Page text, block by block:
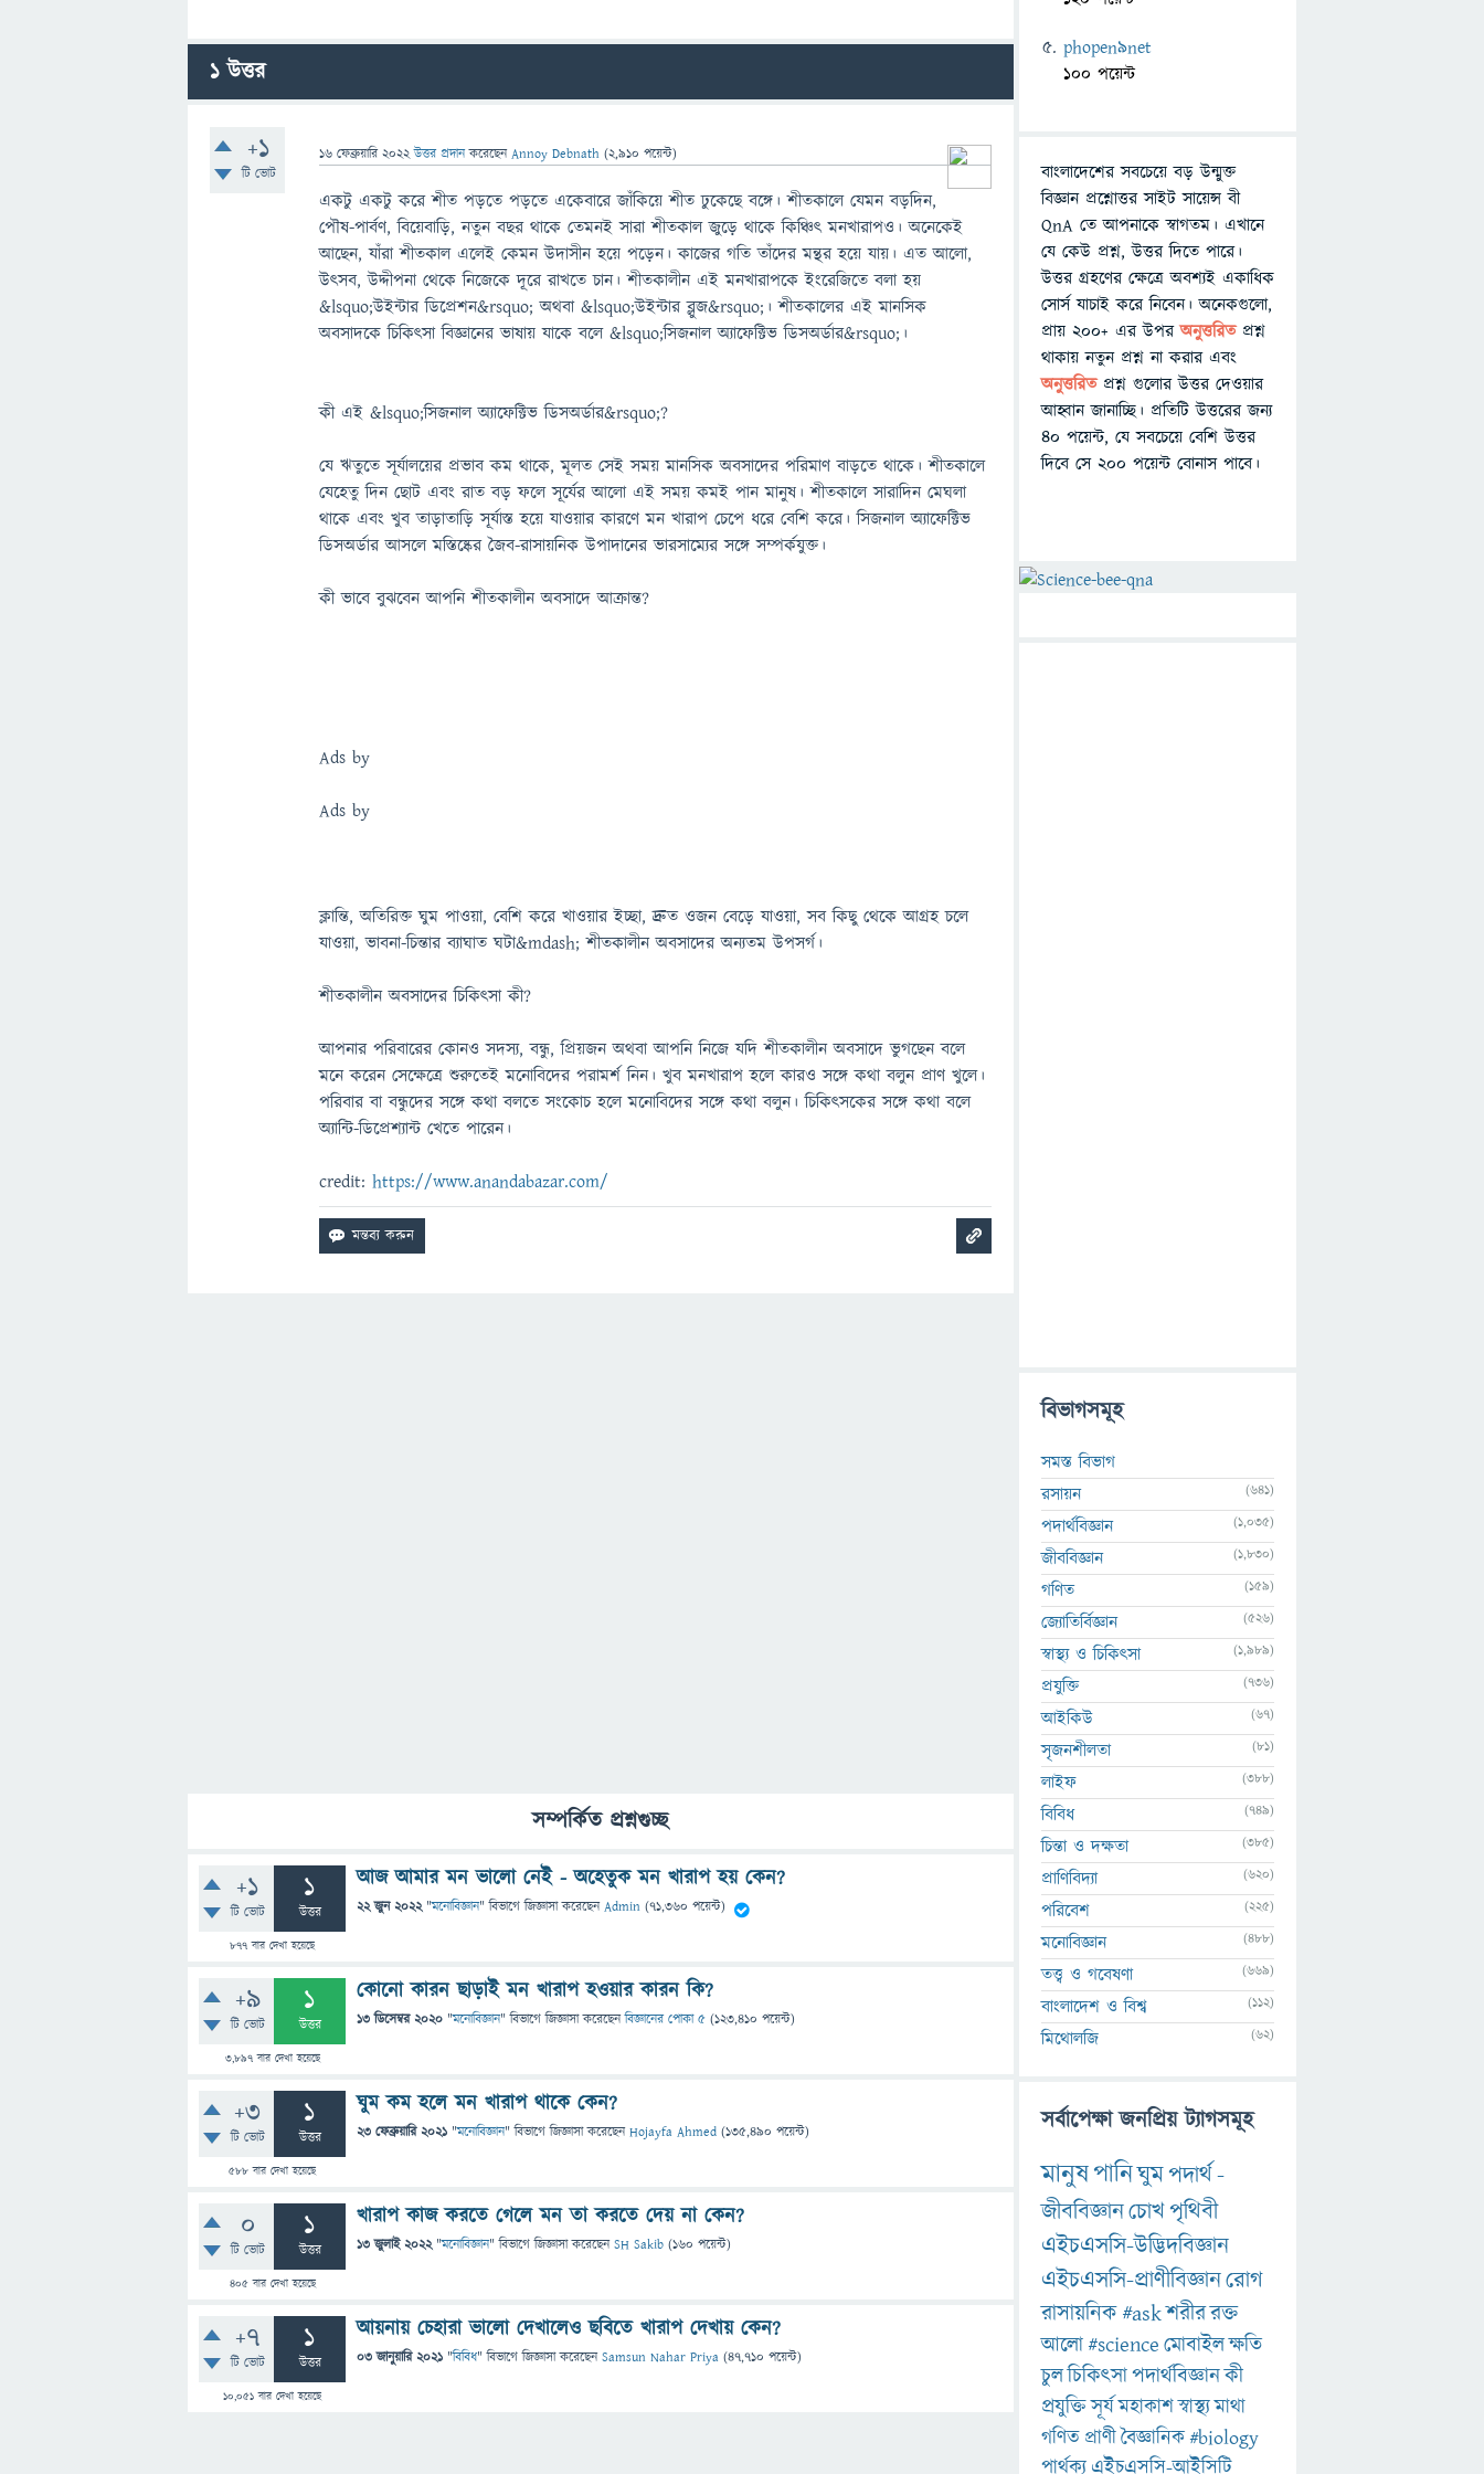
1উত্তর
+1
টি ভোট
16 ফেব্রুয়ারি 2022 উত্তর প্রদান করেছেনAnnoy Debnath (2,910 পয়েন্ট)
একটু একটু করে শীত পড়তে পড়তে একেবারে জাঁকিয়ে শীত ঢুকেছে বঙ্গে। শীতকালে যেমন বড়দিন,
পৌষ-পার্বণ, বিয়েবাড়ি, নতুন বছর থাকে তেমনই সারা শীতকাল জুড়ে থাকে কিঞ্চিৎ মনখারাপও। অনেকেই
আছেন, যাঁরা শীতকাল এলেই কেমন উদাসীন হয়ে পড়েন। কাজের গতি তাঁদের মন্থর হয়ে যায়। এত আলো,
উৎসব, উদ্দীপনা থেকে নিজেকে দূরে রাখতে চান। শীতকালীন এই মনখারাপকে ইংরেজিতে বলা হয়
&lsquo;উইন্টার ডিপ্রেশন&rsquo; অথবা &lsquo;উইন্টার ব্লুজ&rsquo;। শীতকালের এই মানসিক
অবসাদকে চিকিৎসা বিজ্ঞানের ভাষায় যাকে বলে &lsquo;সিজনাল অ্যাফেক্টিভ ডিসঅর্ডার&rsquo;।
কী এই &lsquo;সিজনাল অ্যাফেক্টিভ ডিসঅর্ডার&rsquo;?
যে ঋতুতে সূর্যালয়ের প্রভাব কম থাকে, মূলত সেই সময় মানসিক অবসাদের পরিমাণ বাড়তে থাকে। শীতকালে
যেহেতু দিন ছোট এবং রাত বড় ফলে সূর্যের আলো এই সময় কমই পান মানুষ। শীতকালে সারাদিন মেঘলা
থাকে এবং খুব তাড়াতাড়ি সূর্যাস্ত হয়ে যাওয়ার কারণে মন খারাপ চেপে ধরে বেশি করে। সিজনাল অ্যাফেক্টিভ
ডিসঅর্ডার আসলে মস্তিষ্কের জৈব-রাসায়নিক উপাদানের ভারসাম্যের সঙ্গে সম্পর্কযুক্ত।
কী ভাবে বুঝবেন আপনি শীতকালীন অবসাদে আক্রান্ত?
Ads by
Ads by
ক্লান্তি, অতিরিক্ত ঘুম পাওয়া, বেশি করে খাওয়ার ইচ্ছা, দ্রুত ওজন বেড়ে যাওয়া, সব কিছু থেকে আগ্রহ চলে
যাওয়া, ভাবনা-চিন্তার ব্যাঘাত ঘটা&mdash; শীতকালীন অবসাদের অন্যতম উপসর্গ।
শীতকালীন অবসাদের চিকিৎসা কী?
আপনার পরিবারের কোনও সদস্য, বন্ধু, প্রিয়জন অথবা আপনি নিজে যদি শীতকালীন অবসাদে ভুগছেন বলে
মনে করেন সেক্ষেত্রে শুরুতেই মনোবিদের পরামর্শ নিন। খুব মনখারাপ হলে কারও সঙ্গে কথা বলুন প্রাণ খুলে।
পরিবার বা বন্ধুদের সঙ্গে কথা বলতে সংকোচ হলে মনোবিদের সঙ্গে কথা বলুন। চিকিৎসকের সঙ্গে কথা বলে
অ্যান্টি-ডিপ্রেশ্যান্ট খেতে পারেন।
credit:https://www.anandabazar.com/
সম্পর্কিত প্রশ্নগুচ্ছ
+1
টি ভোট
1
উত্তর
877 বার দেখা হয়েছে
আজ আমার মন ভালো নেই - অহেতুক মন খারাপ হয় কেন?
22 জুন 2022 "মনোবিজ্ঞান" বিভাগে জিজ্ঞাসাকরেছেনAdmin (71,360 পয়েন্ট)
+9
টি ভোট
1
উত্তর
3,897বার দেখা হয়েছে
কোনো কারন ছাড়াই মন খারাপ হওয়ার কারন কি?
13 ডিসেম্বর 2020 "মনোবিজ্ঞান" বিভাগে জিজ্ঞাসাকরেছেনবিজ্ঞানের পোকা ৫ (123,410 পয়েন্ট)
+3
টি ভোট
1
উত্তর
588 বার দেখা হয়েছে
ঘুম কম হলে মন খারাপ থাকে কেন?
23 ফেব্রুয়ারি 2021 "মনোবিজ্ঞান" বিভাগে জিজ্ঞাসাকরেছেনHojayfa Ahmed (135,490 পয়েন্ট)
0
টি ভোট
1
উত্তর
405বার দেখা হয়েছে
খারাপ কাজ করতে গেলে মন তা করতে দেয় না কেন?
13 জুলাই 2022 "মনোবিজ্ঞান" বিভাগে জিজ্ঞাসাকরেছেনSH Sakib (160 পয়েন্ট)
+7
টি ভোট
1
উত্তর
10,051 বার দেখা হয়েছে
আয়নায় চেহারা ভালো দেখালেও ছবিতে খারাপ দেখায় কেন?
03 জানুয়ারি 2021 "বিবিধ" বিভাগে জিজ্ঞাসাকরেছেনSamsun Nahar Priya (47,710 পয়েন্ট)
phopen9net
100 পয়েন্ট
বাংলাদেশের সবচেয়ে বড় উন্মুক্ত
বিজ্ঞান প্রশ্নোত্তর সাইট সায়েন্স বী
QnA তে আপনাকে স্বাগতম। এখানে
যে কেউ প্রশ্ন, উত্তর দিতে পারে।
উত্তর গ্রহণের ক্ষেত্রে অবশ্যই একাধিক
সোর্স যাচাই করে নিবেন। অনেকগুলো,
প্রায় ২০০+ এর উপরঅনুত্তরিতপ্রশ্ন
থাকায় নতুন প্রশ্ন না করার এবং
অনুত্তরিত প্রশ্ন গুলোর উত্তর দেওয়ার
আহ্বান জানাচ্ছি। প্রতিটি উত্তরের জন্য
৪০ পয়েন্ট, যে সবচেয়ে বেশি উত্তর
দিবে সে ২০০ পয়েন্ট বোনাস পাবে।
বিভাগসমূহ
সমস্ত বিভাগ
রসায়ন
(641)
পদার্থবিজ্ঞান (1,035)
জীববিজ্ঞান (1,830)
গণিত (159)
জ্যোতির্বিজ্ঞান (526)
স্বাস্থ্য ও চিকিৎসা (1,989)
প্রযুক্তি (736)
আইকিউ (67)
সৃজনশীলতা (81)
লাইফ (388)
বিবিধ (749)
চিন্তা ও দক্ষতা (385)
প্রাণিবিদ্যা (620)
পরিবেশ (225)
মনোবিজ্ঞান (488)
তত্ত্ব ও গবেষণা (669)
বাংলাদেশ ও বিশ্ব (112)
মিথোলজি (62)
সর্বাপেক্ষা জনপ্রিয় ট্যাগসমূহ
মানুষপানিঘুমপদার্থ-
জীববিজ্ঞানচোখপৃথিবী
এইচএসসি-উদ্ভিদবিজ্ঞান
এইচএসসি-প্রাণীবিজ্ঞানরোগ
রাসায়নিক#askশরীররক্ত
আলো#scienceমোবাইলক্ষতি
চুলচিকিৎসাপদার্থবিজ্ঞানকী
প্রযুক্তিসূর্যমহাকাশস্বাস্থ্যমাথা
গণিত প্রাণীবৈজ্ঞানিক#biology
পার্থক্য এইচএসসি-আইসিটি